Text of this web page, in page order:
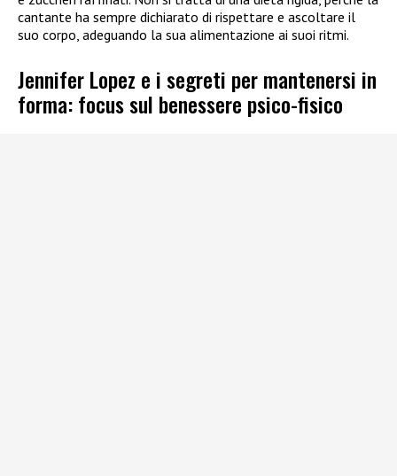
cantante ha sempre dichiarato di rispettare e ascoltare il
suo corpo, adeguando la sua alimentazione ai suoi ritmi.
Jennifer Lopez e i segreti per mantenersi in
forma: focus sul benessere psico-fisico